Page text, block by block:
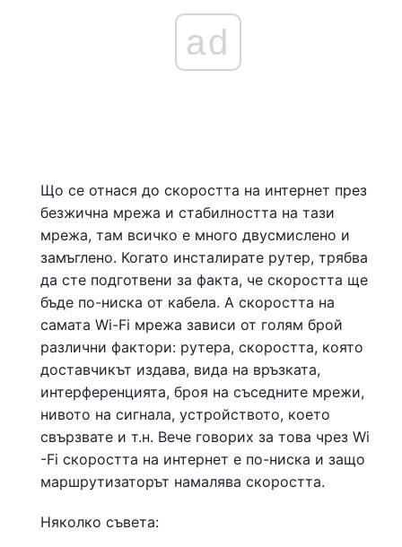
ad
Що се отнася до скоростта на интернет през
безжична мрежа и стабилността на тази
мрежа, там всичко е много двусмислено и
замъглено. Когато инсталирате рутер, трябва
да сте подготвени за факта, че скоростта ще
бъде по-ниска от кабела. А скоростта на
самата Wi-Fi мрежа зависи от голям брой
различни фактори: рутера, скоростта, която
доставчикът издава, вида на връзката,
интерференцията, броя на съседните мрежи,
нивото на сигнала, устройството, което
свързвате и т.н. Вече говорих за това чрез Wi
-Fi скоростта на интернет е по-ниска и защо
маршрутизаторът намалява скоростта.
Няколко съвета: